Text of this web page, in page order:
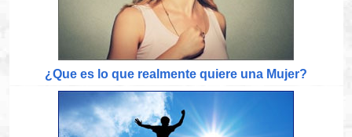
¿Que es lo que realmente quiere una Mujer?